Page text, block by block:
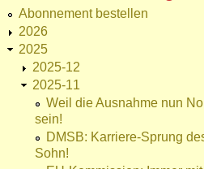
Abonnement bestellen
2026
2025
2025-12
2025-11
Weil die Ausnahme nun
sein!
DMSB: Karriere-Sprung
Sohn!